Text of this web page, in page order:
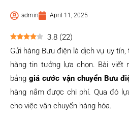
admin April 11, 2025
3.8 (22)
Gửi hàng Bưu điện là dịch vụ uy
hàng tin tưởng lựa chọn. Bài viết
bảnggiá cước vận chuyển Bưu
hàng nắm được chi phí. Qua đó
cho việc vận chuyển hàng hóa.